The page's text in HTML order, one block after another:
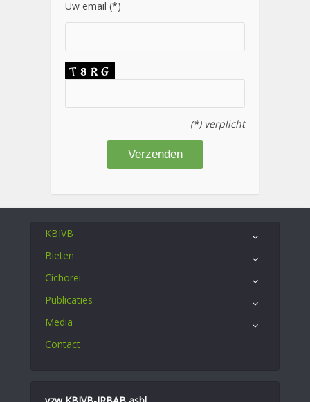
Uw email (*)
(*) verplicht
KBIVB
Bieten
Cichorei
Publicaties
Media
Contact